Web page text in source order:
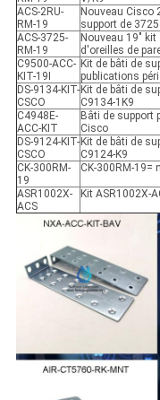
ACS-2RU-
RM-19
Nouveau Cisco
support de
ACS-3725-
RM-19
Nouveau 19" kit
d'oreilles de
C9500-ACC-
KIT-19I
Kit de bâti de
publications
DS-9134-KIT-
CSCO
Kit de bâti de
C9134-1K9
C4948E-
ACC-KIT
Bâti de support
Cisco
DS-9124-KIT-
CSCO
Kit de bâti de
C9124-K9
CK-300RM-
19
CK-300RM-19=
ASR1002X-
ACS
Kit ASR1002X-